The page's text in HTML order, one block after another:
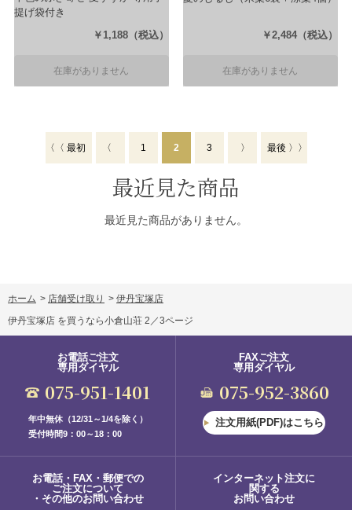
提げ袋付き
￥1,188 （税込）
在庫がありません
￥2,484 （税込）
在庫がありません
〈〈 最初 〈 1 2 3 〉 最後 〉〉
最近見た商品
最近見た商品がありません。
ホーム > 店舗受け取り > 伊丹宝塚店
伊丹宝塚店 を買うなら小倉山荘 2／3ページ
お電話ご注文
専用ダイヤル
075-951-1401
年中無休（12/31～1/4を除く）
受付時間9：00～18：00
FAXご注文
専用ダイヤル
075-952-3860
注文用紙(PDF)はこちら
お電話・FAX・郵便での
ご注文について
・その他のお問い合わせ
インターネット注文に
関する
お問い合わせ